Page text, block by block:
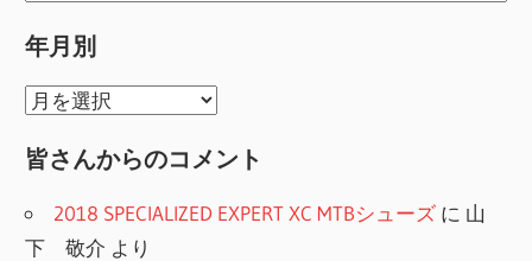
ゴ
リ
ー
年月別
年
別
皆さんからのコメント
2018 SPECIALIZED EXPERT XC MTBシューズ に 山
下 敬介 より